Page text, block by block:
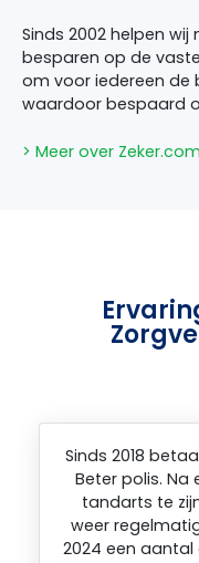
Sinds 2002 helpen
besparen op de
om voor iedereen de
waardoor bespaard
> Meer over Zeker.com
Sinds 2018
Beter polis. Na
tandarts te
weer
2024 een